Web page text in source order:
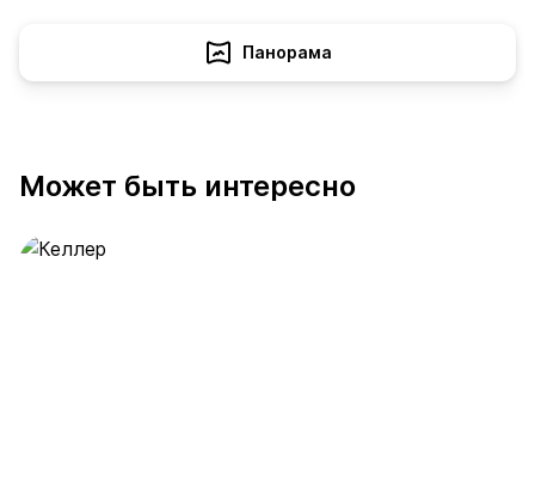
Панорама
Может быть интересно